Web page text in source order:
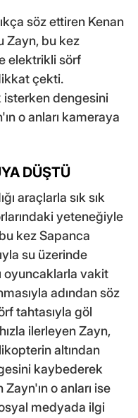
söz ettiren Kenan
Zayn, bu kez
elektrikli sörf
çekti.
isterken dengesini
o anları kameraya
DÜŞTÜ
araçlarla sık sık
yeteneğiyle
kez Sapanca
su üzerinde
oyuncaklarla vakit
adından söz
tahtasıyla göl
ilerleyen Zayn,
altından
kaybederek
o anları ise
medyada ilgi